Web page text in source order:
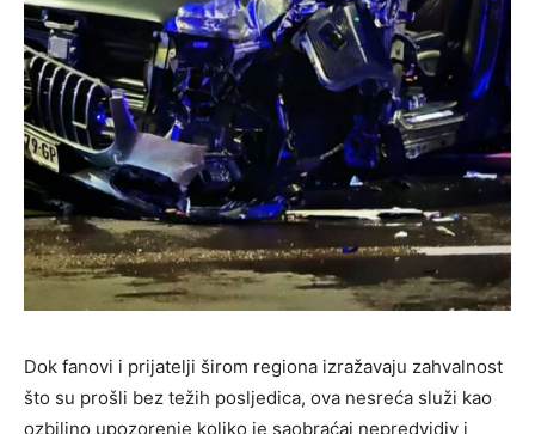
Dok fanovi i prijatelji širom regiona izražavaju zahvalnost
što su prošli bez težih posljedica, ova nesreća služi kao
ozbiljno upozorenje koliko je saobraćaj nepredvidiv i